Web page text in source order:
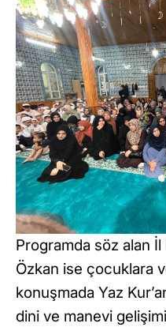
Programda söz alan İl
Özkan ise çocuklara
konuşmada Yaz
dini ve manevi